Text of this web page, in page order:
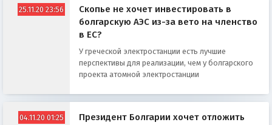
25.11.20 23:56
Скопье не хочет инвестировать в
болгарскую АЭС из-за вето на членство
в ЕС?
У греческой электростанции есть лучшие
перспективы для реализации, чем у болгарского
проекта атомной электростанции
04.11.20 01:25
Президент Болгарии хочет отложить